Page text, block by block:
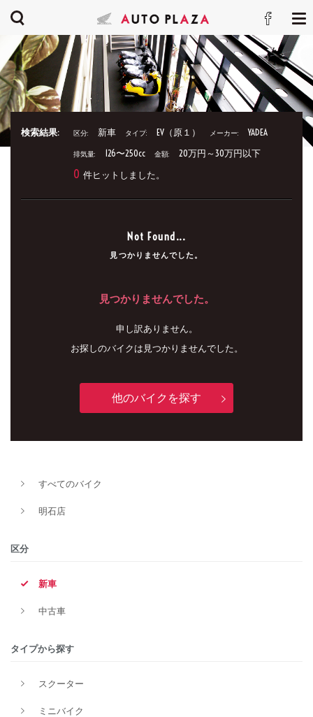
検索結果: 区分: 新車 タイプ: EV（原１） メーカー: YADEA
排気量: 126〜250cc 金額: 20万円～30万円以下
0 件ヒットしました。
Not Found...
見つかりませんでした。
見つかりませんでした。
申し訳ありません。
お探しのバイクは見つかりませんでした。
他のバイクを探す
すべてのバイク
明石店
区分
新車
中古車
タイプから探す
スクーター
ミニバイク
メーカー